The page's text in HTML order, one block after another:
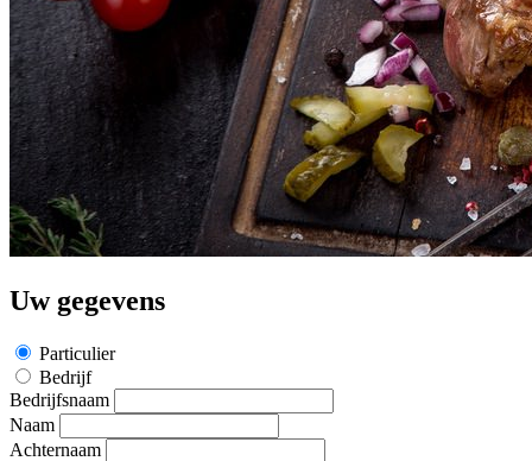
Uw gegevens
Particulier
Bedrijf
Bedrijfsnaam
Naam
Achternaam